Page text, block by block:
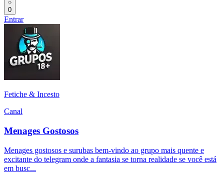
0
Entrar
Fetiche & Incesto
Canal
Menages Gostosos
Menages gostosos e surubas bem-vindo ao grupo mais quente e
excitante do telegram onde a fantasia se torna realidade se você está
em busc...